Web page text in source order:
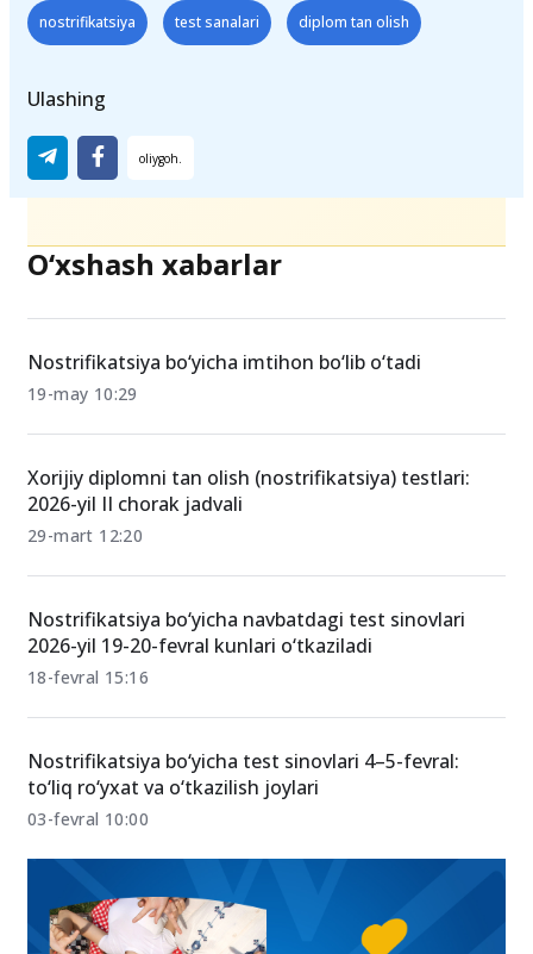
nostrifikatsiya test sanalari diplom tan olish
Ulashing
O‘xshash xabarlar
Nostrifikatsiya bo‘yicha imtihon bo‘lib o‘tadi
19-may 10:29
Xorijiy diplomni tan olish (nostrifikatsiya) testlari:
2026-yil II chorak jadvali
29-mart 12:20
Nostrifikatsiya bo‘yicha navbatdagi test sinovlari
2026-yil 19-20-fevral kunlari o‘tkaziladi
18-fevral 15:16
Nostrifikatsiya bo‘yicha test sinovlari 4–5-fevral:
to‘liq ro‘yxat va o‘tkazilish joylari
03-fevral 10:00